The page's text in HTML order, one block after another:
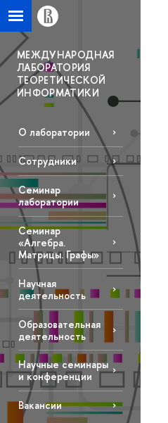
МЕЖДУНАРОДНАЯ
ЛАБОРАТОРИЯ
ТЕОРЕТИЧЕСКОЙ
ИНФОРМАТИКИ
О лаборатории
Сотрудники
Семинар
лаборатории
Семинар
«Алгебра.
Матрицы. Графы»
Научная
деятельность
Образовательная
деятельность
Научные семинары
и конференции
Вакансии